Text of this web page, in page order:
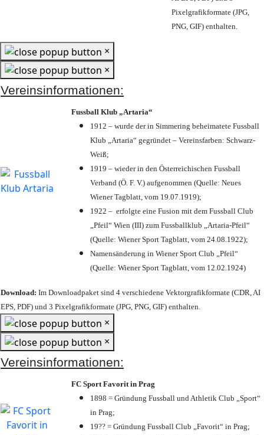
Pixelgrafikformate (JPG,
PNG, GIF) enthalten.
×
×
Vereinsinformationen:
Fussball Klub „Artaria“
1912 – wurde der in Simmering beheimatete Fussball
Klub „Artaria“ gegründet – Vereinsfarben: Schwarz-
Weiß;
1919 – wieder in den Österreichischen Fussball
Verband (Ö. F. V.) aufgenommen (Quelle: Neues
Wiener Tagblatt, vom 19.07.1919);
1922 – erfolgte eine Fusion mit dem Fussball Club
„Pfeil“ Wien (III) zum Fussballklub „Artaria-Pfeil“
(Quelle: Wiener Sport Tagblatt, vom 24.08.1922);
Namensänderung in Wiener Sport Club „Pfeil“
(Quelle: Wiener Sport Tagblatt, vom 12.02.1924)
Download: Im Downloadpaket sind 4 verschiedene Vektorgrafikformate (CDR, AI
EPS, PDF) und 3 Pixelgrafikformate (JPG, PNG, GIF) enthalten.
×
×
Vereinsinformationen:
FC Sport Favorit in Prag
1898 = Gründung Fussball und Athletik Club „Sport“
in Prag;
19?? = Gründung Fussball Club „Favorit“ in Prag;